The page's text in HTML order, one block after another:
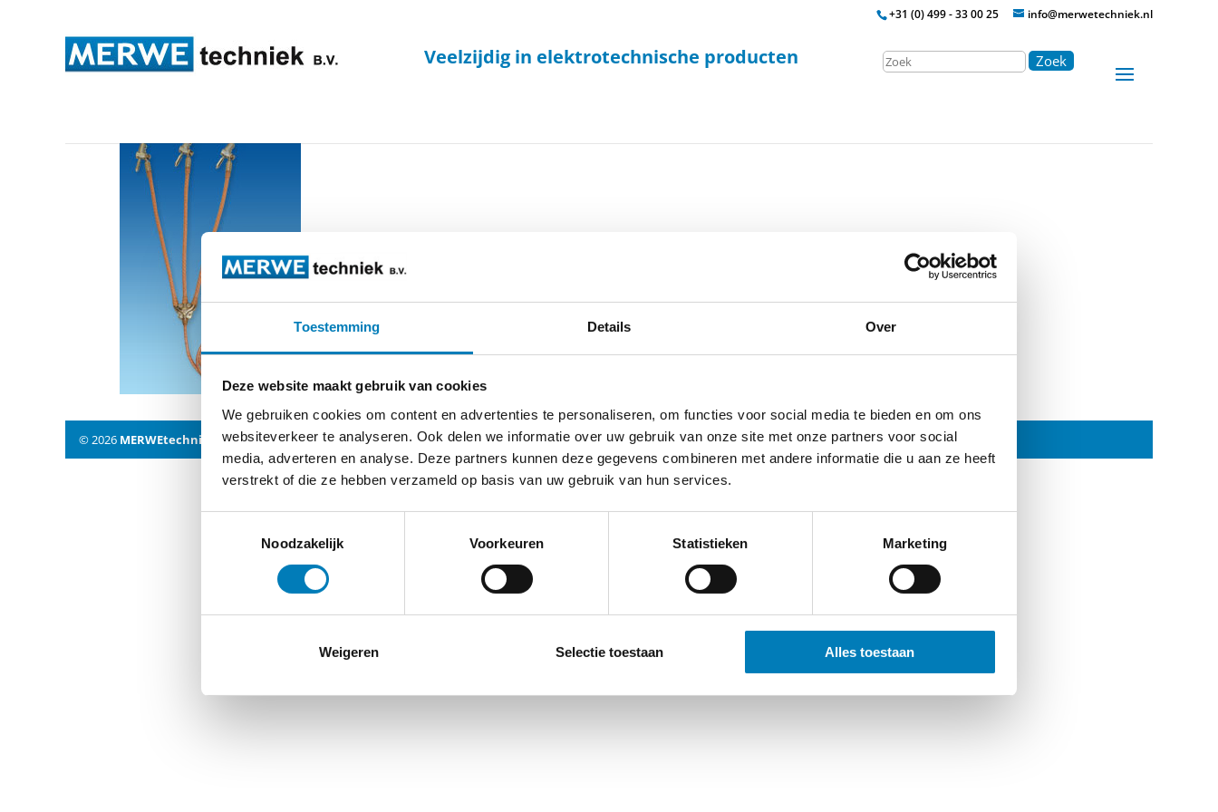
Toestemming Details Over
Deze website maakt gebruik van cookies
We gebruiken cookies om content en advertenties te personaliseren, om functies voor social media te bieden en om ons
websiteverkeer te analyseren. Ook delen we informatie over uw gebruik van onze site met onze partners voor social
media, adverteren en analyse. Deze partners kunnen deze gegevens combineren met andere informatie die u aan ze heeft
verstrekt of die ze hebben verzameld op basis van uw gebruik van hun services.
Noodzakelijk
Voorkeuren Statistieken Marketing
Weigeren Selectie toestaan Alles toestaan
+31 (0) 499 - 33 00 25 info@merwetechniek.nl
Veelzijdig in elektrotechnische producten Zoek
© 2026 MERWEtechniek B.V.-Disclaimer-Privacy Policy- Cookieverklaring-Verdere contact gegevens